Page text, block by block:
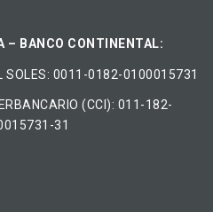
– BANCO CONTINENTAL:
​SOLES​: 0011-0182-0100015731
(CCI): 011-182-
31